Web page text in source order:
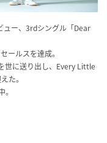
ー、3rdシングル「Dear
ールスを達成。
世に送り出し、Every Little
た。